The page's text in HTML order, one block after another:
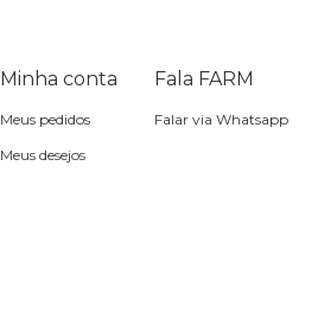
Minha conta
Meus pedidos
Meus desejos
Fala FARM
Falar via Whatsapp